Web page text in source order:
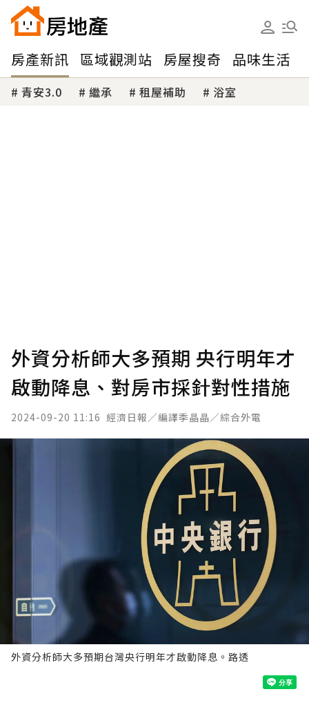
房產新訊 區域觀測站 房屋搜奇 品味生活
青安3.0 繼承 租屋補助 浴室
外資分析師大多預期 央行明年才
啟動降息、對房市採針對性措施
2024-09-20 11:16 經濟日報／編譯季晶晶／綜合外電
外資分析師大多預期台灣央行明年才啟動降息。路透